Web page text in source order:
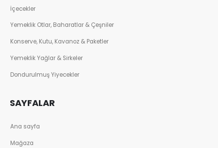
İçecekler
Yemeklik Otlar, Baharatlar & Çeşniler
Konserve, Kutu, Kavanoz & Paketler
Yemeklik Yağlar & Sirkeler
Dondurulmuş Yiyecekler
SAYFALAR
Ana sayfa
Mağaza